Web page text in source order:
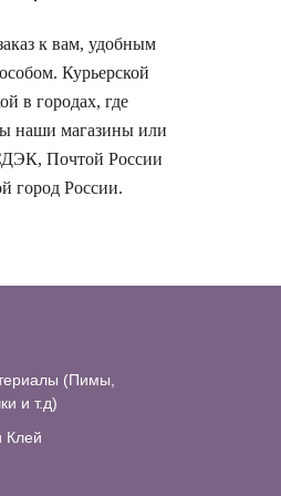
к вам, удобным
Курьерской
в городах, где
наши магазины или
Почтой России
город России.
(Пимы,
и т.д)
Клей